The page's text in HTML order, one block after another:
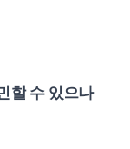
할 수 있으나